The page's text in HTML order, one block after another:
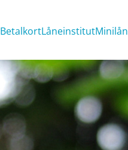
BetalkortLåneinstitutMinilån